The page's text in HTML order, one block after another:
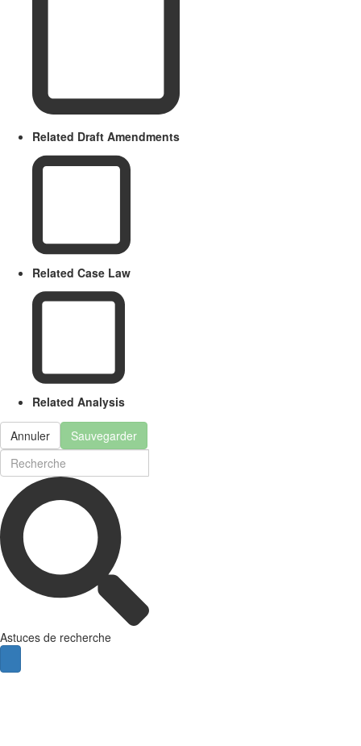
Related Draft Amendments
Related Case Law
Related Analysis
Annuler Sauvegarder
Astuces de recherche